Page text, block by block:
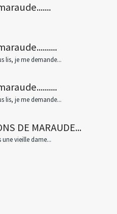
lis, je me demande...
lis, je me demande...
DE MARAUDE...
une vieille dame...